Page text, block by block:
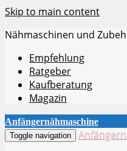
Skip to main content
Nähmaschinen und
Empfehlung
Ratgeber
Kaufberatung
Magazin
Anfängernähmaschine
Toggle navigation